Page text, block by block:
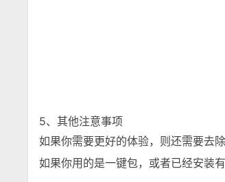
5、其他注意事项
如果你需要更好的体验，则还需要去
如果你用的是一键包，或者已经安装